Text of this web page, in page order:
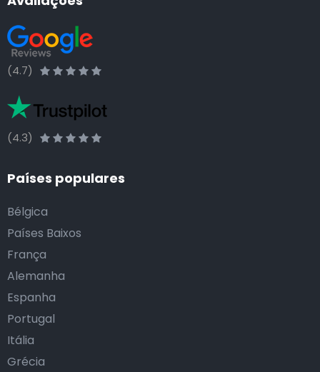
(4.7)
(4.3)
Países populares
Bélgica
Países Baixos
França
Alemanha
Espanha
Portugal
Itália
Grécia